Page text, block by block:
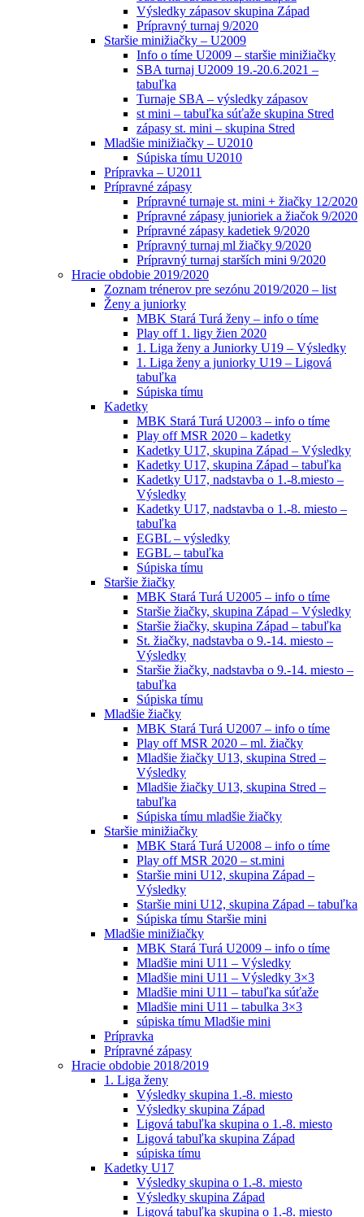
Výsledky zápasov skupina Západ
Prípravný turnaj 9/2020
Staršie minižiačky – U2009
Info o tíme U2009 – staršie minižiačky
SBA turnaj U2009 19.-20.6.2021 –
tabuľka
Turnaje SBA – výsledky zápasov
st mini – tabuľka súťaže skupina Stred
zápasy st. mini – skupina Stred
Mladšie minižiačky – U2010
Súpiska tímu U2010
Prípravka – U2011
Prípravné zápasy
Prípravné turnaje st. mini + žiačky 12/2020
Prípravné zápasy junioriek a žiačok 9/2020
Prípravné zápasy kadetiek 9/2020
Prípravný turnaj ml žiačky 9/2020
Prípravný turnaj starších mini 9/2020
Hracie obdobie 2019/2020
Zoznam trénerov pre sezónu 2019/2020 – list
Ženy a juniorky
MBK Stará Turá ženy – info o tíme
Play off 1. ligy žien 2020
1. Liga ženy a Juniorky U19 – Výsledky
1. Liga ženy a juniorky U19 – Ligová
tabuľka
Súpiska tímu
Kadetky
MBK Stará Turá U2003 – info o tíme
Play off MSR 2020 – kadetky
Kadetky U17, skupina Západ – Výsledky
Kadetky U17, skupina Západ – tabuľka
Kadetky U17, nadstavba o 1.-8.miesto –
Výsledky
Kadetky U17, nadstavba o 1.-8. miesto –
tabuľka
EGBL – výsledky
EGBL – tabuľka
Súpiska tímu
Staršie žiačky
MBK Stará Turá U2005 – info o tíme
Staršie žiačky, skupina Západ – Výsledky
Staršie žiačky, skupina Západ – tabuľka
St. žiačky, nadstavba o 9.-14. miesto –
Výsledky
Staršie žiačky, nadstavba o 9.-14. miesto –
tabuľka
Súpiska tímu
Mladšie žiačky
MBK Stará Turá U2007 – info o tíme
Play off MSR 2020 – ml. žiačky
Mladšie žiačky U13, skupina Stred –
Výsledky
Mladšie žiačky U13, skupina Stred –
tabuľka
Súpiska tímu mladšie žiačky
Staršie minižiačky
MBK Stará Turá U2008 – info o tíme
Play off MSR 2020 – st.mini
Staršie mini U12, skupina Západ –
Výsledky
Staršie mini U12, skupina Západ – tabuľka
Súpiska tímu Staršie mini
Mladšie minižiačky
MBK Stará Turá U2009 – info o tíme
Mladšie mini U11 – Výsledky
Mladšie mini U11 – Výsledky 3×3
Mladšie mini U11 – tabuľka súťaže
Mladšie mini U11 – tabulka 3×3
súpiska tímu Mladšie mini
Prípravka
Prípravné zápasy
Hracie obdobie 2018/2019
1. Liga ženy
Výsledky skupina 1.-8. miesto
Výsledky skupina Západ
Ligová tabuľka skupina o 1.-8. miesto
Ligová tabuľka skupina Západ
súpiska tímu
Kadetky U17
Výsledky skupina o 1.-8. miesto
Výsledky skupina Západ
Ligová tabuľka skupina o 1.-8. miesto